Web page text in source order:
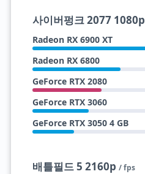
사이버펑크 2077 1080p
Radeon RX 6900 XT
Radeon RX 6800
GeForce RTX 2080
GeForce RTX 3060
GeForce RTX 3050 4 GB
배틀필드 5 2160p / fps